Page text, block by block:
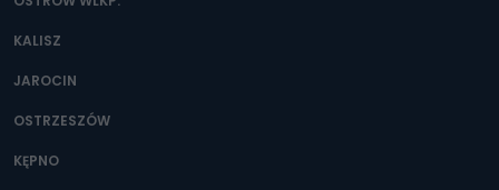
Można to zrobić pod numerem telefonu 62 735-51-05 lub
e-mailowo pod adresem: poczta@tvproart.pl
KALISZ
JAROCIN
OSTRZESZÓW
KĘPNO